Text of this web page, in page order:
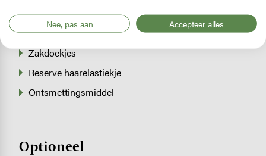
Emergency blanket (oververhitting & onderkoeling)
Tekentang
Zakdoekjes
Reserve haarelastiekje
Ontsmettingsmiddel
Optioneel
Nee, pas aan Accepteer alles